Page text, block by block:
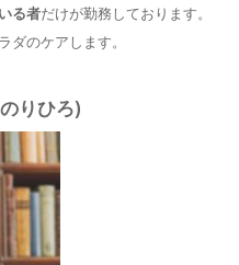
る者だけが勤務しております。
ダのケアします。
りひろ)